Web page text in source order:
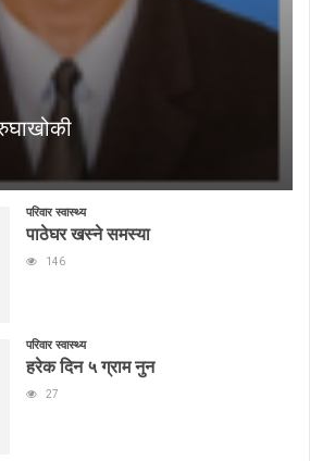
परिवार स्वास्थ्य
पाठेघर खस्ने समस्या
146
परिवार स्वास्थ्य
हरेक दिन ५ ग्राम नुन
27